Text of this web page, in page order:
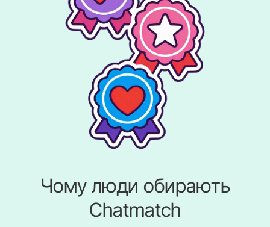
Чому люди обирають
Chatmatch